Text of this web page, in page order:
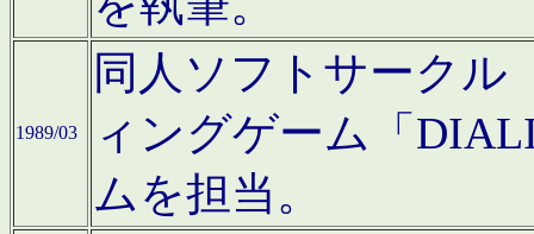
1989/03
同人ソフトサークル
ィングゲーム「
ムを担当。